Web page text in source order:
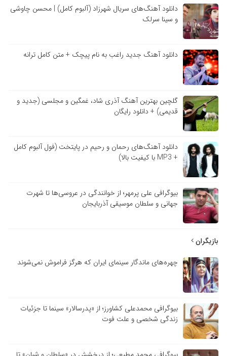
دانلود آهنگ‌های سریال شهرزاد (آلبوم کامل) | محسن چاوشی
و سینا سرلک
دانلود آهنگ جدید راغب به نام پیچک + متن کامل ترانه
گلچین بهترین آهنگ آذری شاد، غمگین و مجلسی (جدید و
قدیمی) + دانلود رایگان
دانلود آهنگ‌های رحمان و رحیم در پایتخت (فول آلبوم کامل
+ MP3 با کیفیت بالا)
بیوگرافی علی پرمهر؛ از خوانندگی در عروسی‌ها تا شهرت
جهانی و سلطان موسیقی آذربایجان
بازیگران
چهره‌های ماندگار سینمای ایران که هرگز فراموش نمی‌شوند
بیوگرافی محمدعلی کشاورز؛ از «پدرسالار» سینما تا جزئیات
زندگی شخصی و علت فوت